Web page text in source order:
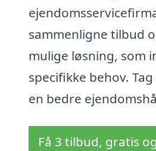
sammenligne tilbud
mulige løsning, som
specifikke behov.
en bedre
Få 3 tilbud, gratis